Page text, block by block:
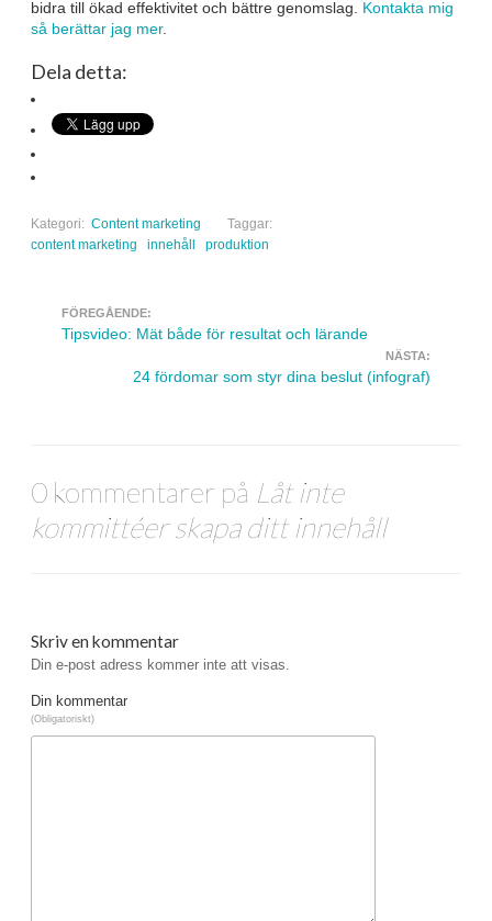
bidra till ökad effektivitet och bättre genomslag. Kontakta mig
så berättar jag mer.
Dela detta:
Kategori: Content marketing
Taggar:
content marketing
innehåll produktion
Navigera inlägg
FÖREGÅENDE:
Tipsvideo: Mät både för resultat och lärande
NÄSTA:
24 fördomar som styr dina beslut (infograf)
0 kommentarer på Låt inte
kommittéer skapa ditt innehåll
Skriv en kommentar
Din e-post adress kommer inte att visas.
Din kommentar
(Obligatoriskt)